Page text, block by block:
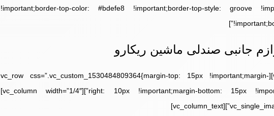
!important;border-top-color: #bdefe8 !important;border-top-style: groove
جانبی صندلی ماشین ریکارو
[/vc_column_text][/vc_column][/vc_row][vc_row css=”.vc_custom_1530484809364{margin-top: 15px !important;margin-
right: 10px !important;margin-bottom: 15px !important;margin-left: 10px !important;}”][vc_column width=”1/4″]